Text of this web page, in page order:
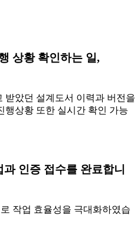
상황 확인하는 일,
받았던 설계도서 이력과 버전을
행상황 또한 실시간 확인 가능
인증 접수를 완료합니
작업 효율성을 극대화하였습